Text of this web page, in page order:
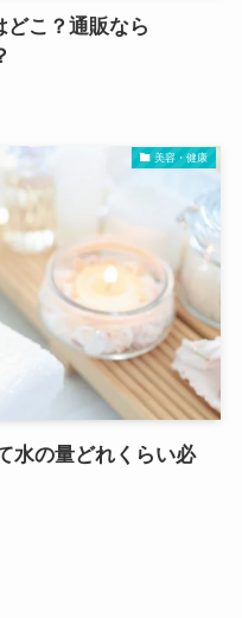
どこ？通販なら
美容・健康
水の量どれくらい必